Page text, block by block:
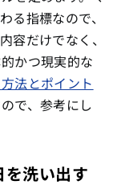
る指標なので、
容だけでなく、
かつ現実的な
法とポイント
で、参考にし
洗い出す